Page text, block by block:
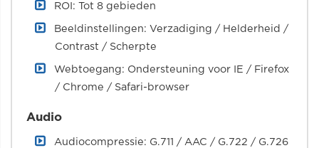
ROI: Tot 8 gebieden
Beeldinstellingen: Verzadiging / Helderheid /
Contrast / Scherpte
Webtoegang: Ondersteuning voor IE / Firefox
/ Chrome / Safari-browser
Audio
Audiocompressie: G.711 / AAC / G.722 / G.726